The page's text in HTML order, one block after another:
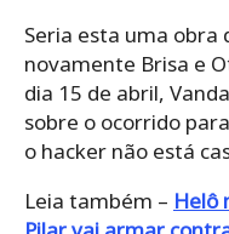
Seria esta uma
novamente Brisa e
dia 15 de abril,
sobre o ocorrido
o hacker não está
Leia também – Helô